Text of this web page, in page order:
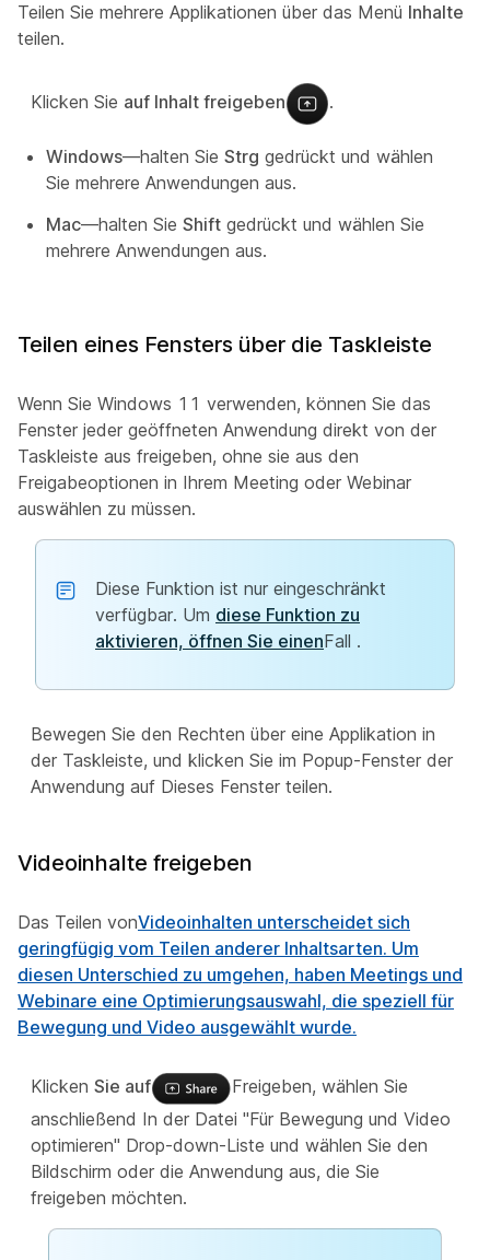
Teilen Sie mehrere Applikationen über das Menü Inhalte
teilen.
Klicken Sie auf Inhalt freigeben .
Windows—halten Sie Strg gedrückt und wählen
Sie mehrere Anwendungen aus.
Mac—halten Sie Shift gedrückt und wählen Sie
mehrere Anwendungen aus.
Teilen eines Fensters über die Taskleiste
Wenn Sie Windows 11 verwenden, können Sie das
Fenster jeder geöffneten Anwendung direkt von der
Taskleiste aus freigeben, ohne sie aus den
Freigabeoptionen in Ihrem Meeting oder Webinar
auswählen zu müssen.
Diese Funktion ist nur eingeschränkt
verfügbar. Um diese Funktion zu
aktivieren, öffnen Sie einenFall .
Bewegen Sie den Rechten über eine Applikation in
der Taskleiste, und klicken Sie im Popup-Fenster der
Anwendung auf Dieses Fenster teilen.
Videoinhalte freigeben
Das Teilen vonVideoinhalten unterscheidet sich
geringfügig vom Teilen anderer Inhaltsarten. Um
diesen Unterschied zu umgehen, haben Meetings und
Webinare eine Optimierungsauswahl, die speziell für
Bewegung und Video ausgewählt wurde.
Klicken Sie auf Freigeben, wählen Sie
anschließend In der Datei "Für Bewegung und Video
optimieren" Drop-down-Liste und wählen Sie den
Bildschirm oder die Anwendung aus, die Sie
freigeben möchten.